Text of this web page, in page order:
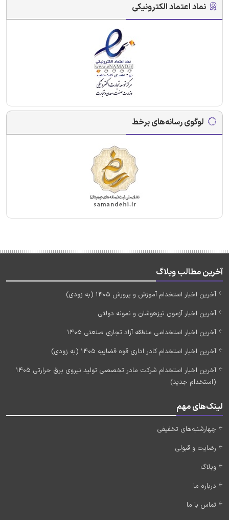
نماد اعتماد الکترونیکی
لوگوی رسانه‌های برخط
آخرین مطالب وبلاگ
آخرین اخبار استخدام آموزش و پرورش 1405 (به زودی)
آخرین اخبار آزمون تیزهوشان و نمونه دولتی
آخرین اخبار استخدامی منطقه آزاد تجاری صنعتی 1405
آخرین اخبار استخدام کادر اداری قوه قضاییه 1405 (به زودی)
آخرین اخبار استخدام شرکت مادر تخصصی تولید نیروی برق حرارتی 1405
(استخدام جدید)
لینک‌های مهم
چهارشنبه‌های تخفیفی
رضایت و قبولی
وبلاگ
درباره ما
تماس با ما